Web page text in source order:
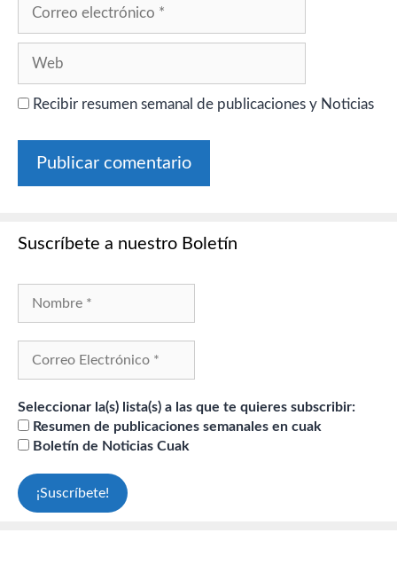
Recibir resumen semanal de publicaciones y Noticias
Suscríbete a nuestro Boletín
Seleccionar la(s) lista(s) a las que te quieres subscribir:
Resumen de publicaciones semanales en cuak
Boletín de Noticias Cuak